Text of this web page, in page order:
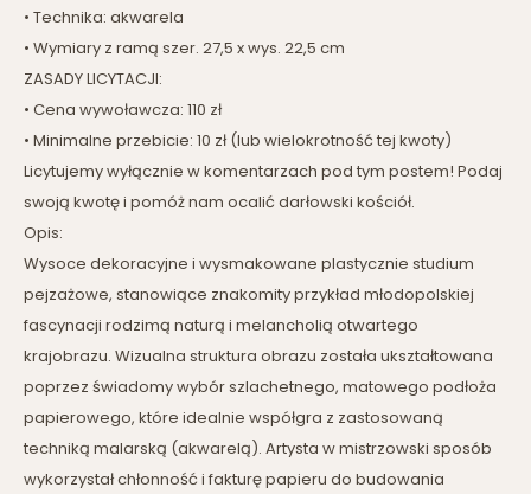
• Technika: akwarela
• Wymiary z ramą szer. 27,5 x wys. 22,5 cm
ZASADY LICYTACJI:
• Cena wywoławcza: 110 zł
• Minimalne przebicie: 10 zł (lub wielokrotność tej kwoty)
Licytujemy wyłącznie w komentarzach pod tym postem! Podaj
swoją kwotę i pomóż nam ocalić darłowski kościół.
Opis:
Wysoce dekoracyjne i wysmakowane plastycznie studium
pejzażowe, stanowiące znakomity przykład młodopolskiej
fascynacji rodzimą naturą i melancholią otwartego
krajobrazu. Wizualna struktura obrazu została ukształtowana
poprzez świadomy wybór szlachetnego, matowego podłoża
papierowego, które idealnie współgra z zastosowaną
techniką malarską (akwarelą). Artysta w mistrzowski sposób
wykorzystał chłonność i fakturę papieru do budowania